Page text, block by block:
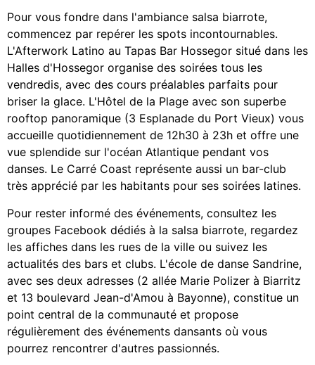
Pour vous fondre dans l'ambiance salsa biarrote,
commencez par repérer les spots incontournables.
L'Afterwork Latino au Tapas Bar Hossegor situé dans les
Halles d'Hossegor organise des soirées tous les
vendredis, avec des cours préalables parfaits pour
briser la glace. L'Hôtel de la Plage avec son superbe
rooftop panoramique (3 Esplanade du Port Vieux) vous
accueille quotidiennement de 12h30 à 23h et offre une
vue splendide sur l'océan Atlantique pendant vos
danses. Le Carré Coast représente aussi un bar-club
très apprécié par les habitants pour ses soirées latines.
Pour rester informé des événements, consultez les
groupes Facebook dédiés à la salsa biarrote, regardez
les affiches dans les rues de la ville ou suivez les
actualités des bars et clubs. L'école de danse Sandrine,
avec ses deux adresses (2 allée Marie Polizer à Biarritz
et 13 boulevard Jean-d'Amou à Bayonne), constitue un
point central de la communauté et propose
régulièrement des événements dansants où vous
pourrez rencontrer d'autres passionnés.